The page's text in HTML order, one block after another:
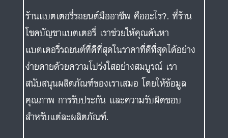
ร้านแบตเตอรี่รถยนต์มืออาชีพ คืออะไร?. ที่ร้าน
โชคบัญชาแบตเตอรี่ เราช่วยให้คุณค้นหา
แบตเตอรี่รถยนต์ที่ดีที่สุดในราคาที่ดีที่สุดได้อย่าง
ง่ายดายด้วยความโปร่งใสอย่างสมบูรณ์ เรา
สนับสนุนผลิตภัณฑ์ของเราเสมอ โดยให้ข้อมูล
คุณภาพ การรับประกัน และความรับผิดชอบ
สำหรับแต่ละผลิตภัณฑ์.